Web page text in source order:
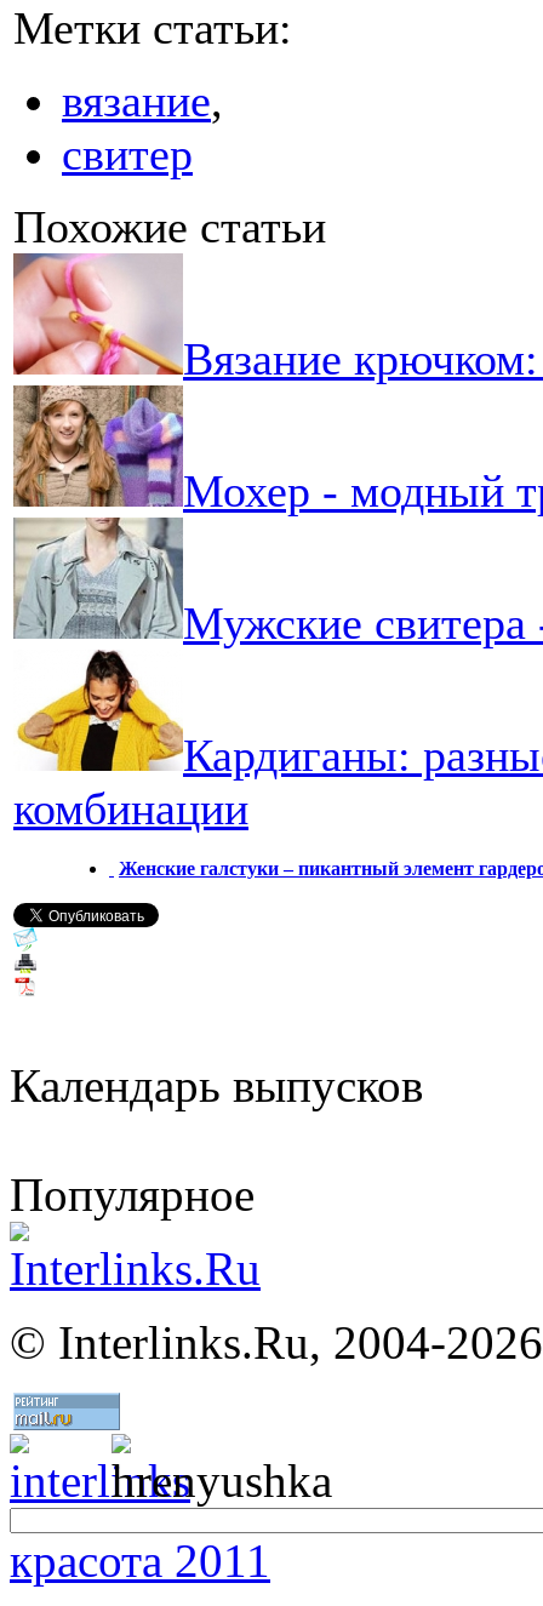
Метки статьи:
вязание,
свитер
Похожие статьи
Вязание
Мохер - модный
Мужские
Кардиганы:
комбинации
Женские галстуки – пикантный элемент
Календарь выпусков
Популярное
© Interlinks.Ru, 2004-2026
красота 2011